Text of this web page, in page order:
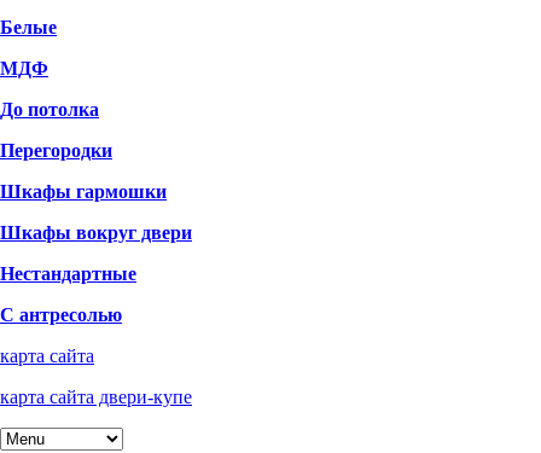
Белые
МДФ
До потолка
Перегородки
Шкафы гармошки
Шкафы вокруг двери
Нестандартные
С антресолью
карта сайта
карта сайта двери-купе